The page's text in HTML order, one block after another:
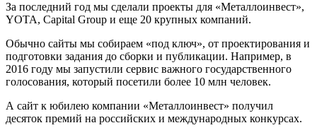
За последний год мы сделали проекты для «Металлоинвест»,
YOTA, Capital Group и еще 20 крупных компаний.
Обычно сайты мы собираем «под ключ», от проектирования и
подготовки задания до сборки и публикации. Например, в
2016 году мы запустили сервис важного государственного
голосования, который посетили более 10 млн человек.
А сайт к юбилею компании «Металлоинвест» получил
десяток премий на российских и международных конкурсах.